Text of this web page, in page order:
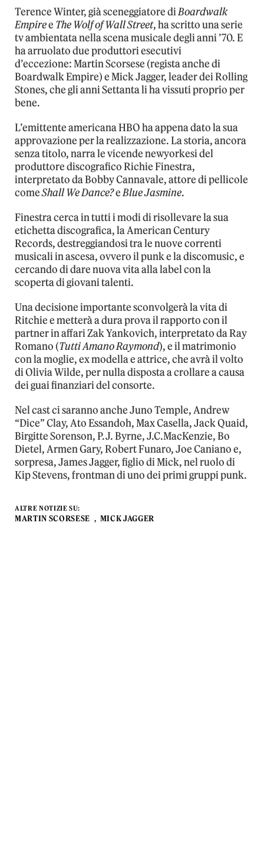
Terence Winter, già sceneggiatore diBoardwalk
Empiree The Wolf of Wall Street, ha scritto una serie
tv ambientata nella scena musicale degli anni ’70. E
ha arruolato due produttori esecutivi
d’eccezione: Martin Scorsese (regista anche di
Boardwalk Empire) e Mick Jagger, leader dei Rolling
Stones, che gli anni Settanta li ha vissuti proprio per
bene.
L’emittente americana HBO ha appena dato la sua
approvazione per la realizzazione. La storia, ancora
senza titolo, narra le vicende newyorkesi del
produttore discografico Richie Finestra,
interpretato da Bobby Cannavale, attore di pellicole
comeShall We Dance?eBlue Jasmine.
Finestra cerca in tutti i modi di risollevare la sua
etichetta discografica, la American Century
Records, destreggiandosi tra le nuove correnti
musicali in ascesa, ovvero il punk e la discomusic, e
cercando di dare nuova vita alla label con la
scoperta di giovani talenti.
Una decisione importante sconvolgerà la vita di
Ritchie e metterà a dura prova il rapporto con il
partner in affari Zak Yankovich, interpretato da Ray
Romano (Tutti Amano Raymond), e il matrimonio
con la moglie, ex modella e attrice, che avrà il volto
di Olivia Wilde, per nulla disposta a crollare a causa
dei guai finanziari del consorte.
Nel cast ci saranno anche Juno Temple, Andrew
“Dice” Clay, Ato Essandoh, Max Casella, Jack Quaid,
Birgitte Sorenson, P.J. Byrne, J.C.MacKenzie, Bo
Dietel, Armen Gary, Robert Funaro, Joe Caniano e,
sorpresa, James Jagger, figlio di Mick, nel ruolo di
Kip Stevens, frontman di uno dei primi gruppi punk.
ALTRE NOTIZIE SU:
MARTIN SCORSESE MICK JAGGER